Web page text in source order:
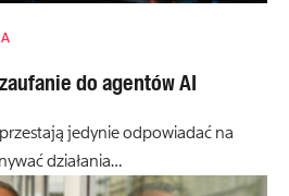
do agentów AI
jedynie odpowiadać na
działania…